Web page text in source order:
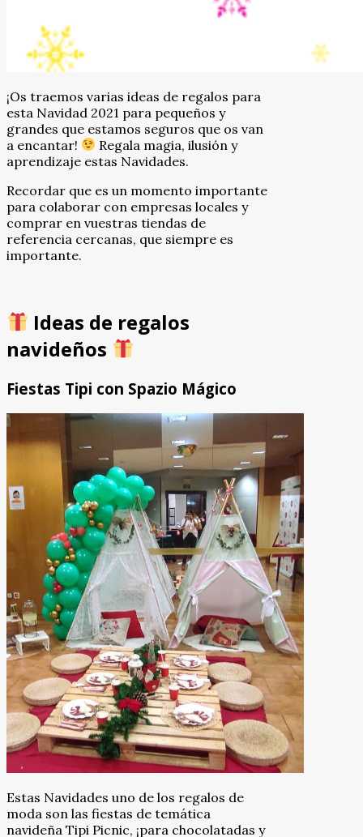
¡Os traemos varias ideas de regalos para
esta Navidad 2021 para pequeños y
grandes que estamos seguros que os van
a encantar!
Regala magia, ilusión y
aprendizaje estas Navidades.
Recordar que es un momento importante
para colaborar con empresas locales y
comprar en vuestras tiendas de
referencia cercanas, que siempre es
importante.
Ideas de regalos
navideños
Fiestas Tipi con Spazio Mágico
Estas Navidades uno de los regalos de
moda son las fiestas de temática
navideña Tipi Picnic, ¡para chocolatadas y